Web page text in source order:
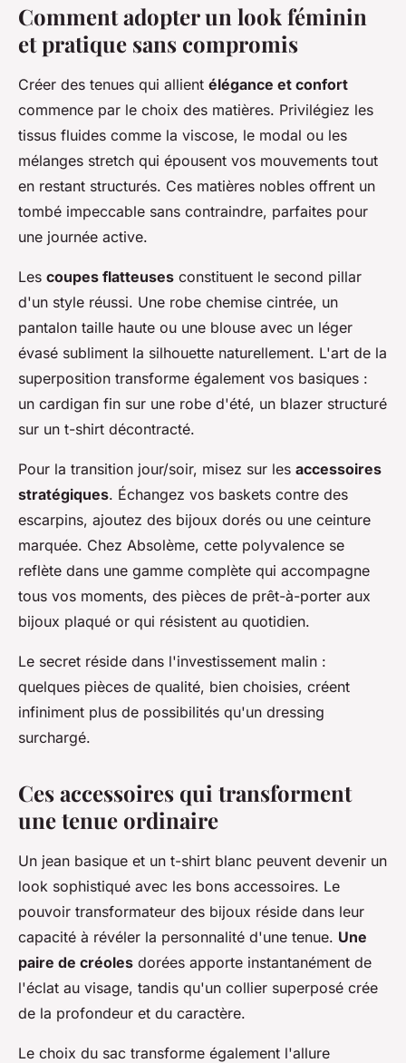
Comment adopter un look féminin
et pratique sans compromis
Créer des tenues qui allient élégance et confort
commence par le choix des matières. Privilégiez les
tissus fluides comme la viscose, le modal ou les
mélanges stretch qui épousent vos mouvements tout
en restant structurés. Ces matières nobles offrent un
tombé impeccable sans contraindre, parfaites pour
une journée active.
Les coupes flatteuses constituent le second pillar
d'un style réussi. Une robe chemise cintrée, un
pantalon taille haute ou une blouse avec un léger
évasé subliment la silhouette naturellement. L'art de la
superposition transforme également vos basiques :
un cardigan fin sur une robe d'été, un blazer structuré
sur un t-shirt décontracté.
Pour la transition jour/soir, misez sur les accessoires
stratégiques. Échangez vos baskets contre des
escarpins, ajoutez des bijoux dorés ou une ceinture
marquée. Chez Absolème, cette polyvalence se
reflète dans une gamme complète qui accompagne
tous vos moments, des pièces de prêt-à-porter aux
bijoux plaqué or qui résistent au quotidien.
Le secret réside dans l'investissement malin :
quelques pièces de qualité, bien choisies, créent
infiniment plus de possibilités qu'un dressing
surchargé.
Ces accessoires qui transforment
une tenue ordinaire
Un jean basique et un t-shirt blanc peuvent devenir un
look sophistiqué avec les bons accessoires. Le
pouvoir transformateur des bijoux réside dans leur
capacité à révéler la personnalité d'une tenue. Une
paire de créoles dorées apporte instantanément de
l'éclat au visage, tandis qu'un collier superposé crée
de la profondeur et du caractère.
Le choix du sac transforme également l'allure